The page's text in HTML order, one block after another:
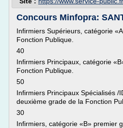
Concours Minfopra:
Infirmiers Supérieurs, catégorie
Fonction Publique.
40
Infirmiers Principaux, catégorie
Fonction Publique.
50
Infirmiers Principaux Spécialisés /
deuxième grade de la Fonction
30
Infirmiers, catégorie «B» premier